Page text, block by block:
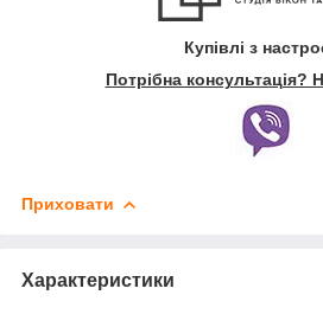
Купівлі з
Потрібна консультація?
Приховати
Характеристики